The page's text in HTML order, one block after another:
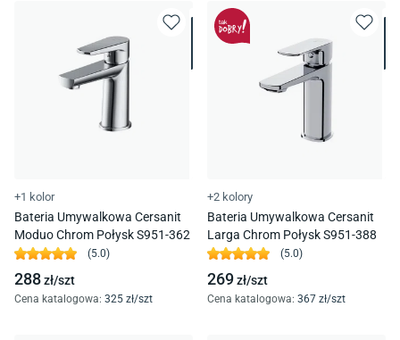
+1 kolor
Bateria Umywalkowa Cersanit
Moduo Chrom Połysk S951-362
(5.0)
288zł/szt
Cena katalogowa: 325 zł/szt
+2 kolory
Bateria Umywalkowa Cersanit
Larga Chrom Połysk S951-388
(5.0)
269zł/szt
Cena katalogowa: 367 zł/szt